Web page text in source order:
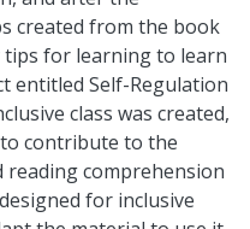
created from the book
for learning to learn
entitled Self-Regulation
class was created,
contribute to the
comprehension
for inclusive